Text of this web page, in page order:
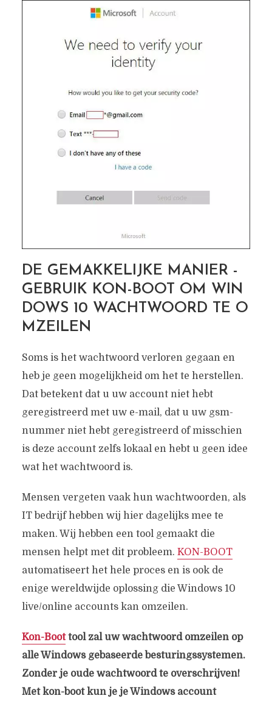
DE GEMAKKELIJKE MANIER -
GEBRUIK KON-BOOT OM WIN
DOWS 10 WACHTWOORD TE O
MZEILEN
Soms is het wachtwoord verloren gegaan en
heb je geen mogelijkheid om het te herstellen.
Dat betekent dat u uw account niet hebt
geregistreerd met uw e-mail, dat u uw gsm-
nummer niet hebt geregistreerd of misschien
is deze account zelfs lokaal en hebt u geen idee
wat het wachtwoord is.
Mensen vergeten vaak hun wachtwoorden, als
IT bedrijf hebben wij hier dagelijks mee te
maken. Wij hebben een tool gemaakt die
mensen helpt met dit probleem. KON-BOOT
automatiseert het hele proces en is ook de
enige wereldwijde oplossing die Windows 10
live/online accounts kan omzeilen.
Kon-Boottool zal uw wachtwoord omzeilen op
alle Windows gebaseerde besturingssystemen.
Zonder je oude wachtwoord te overschrijven!
Met kon-boot kun je je Windows account